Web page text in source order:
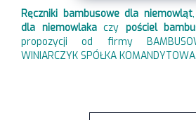
Ręczniki bambusowe dla niemowląt
dla niemowlakaczy pościel
propozycji od firmy
WINIARCZYK SPÓŁKA